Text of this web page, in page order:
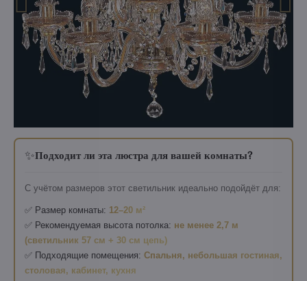
✨Подходит ли эта люстра для вашей комнаты?
С учётом размеров этот светильник идеально подойдёт для:
✅ Размер комнаты: 12–20 м²
✅ Рекомендуемая высота потолка: не менее 2,7 м
(светильник 57 см + 30 см цепь)
✅ Подходящие помещения: Спальня, небольшая гостиная,
столовая, кабинет, кухня